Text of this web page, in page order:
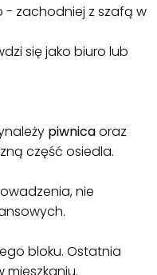
- zachodniej z szafą w
się jako biuro lub
piwnicaoraz
część osiedla.
nie
bloku. Ostatnia